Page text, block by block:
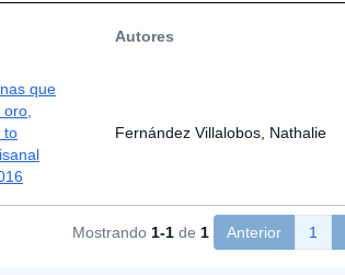
Autores
que
to
Fernández Villalobos, Nathalie
Mostrando 1-1 de 1 Anterior 1